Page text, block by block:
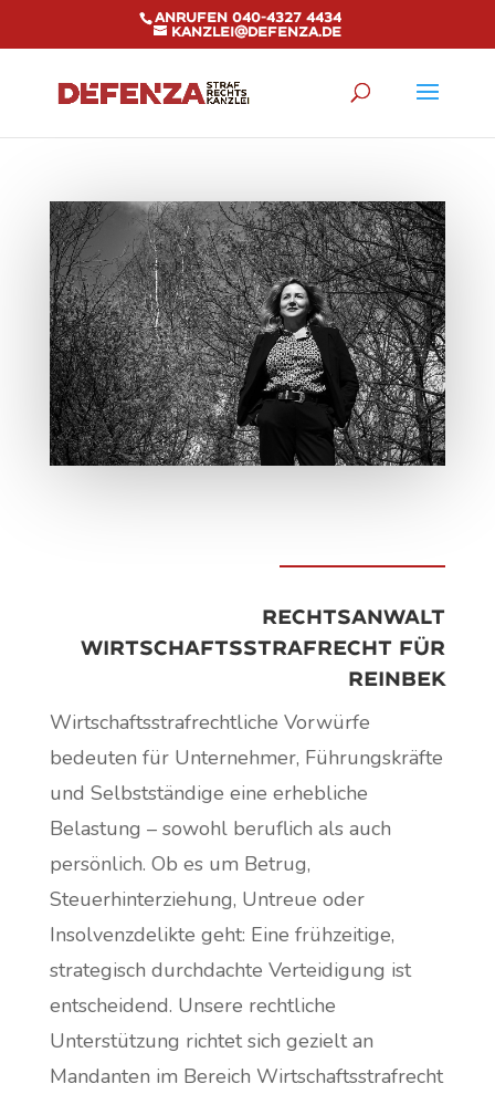
Anrufen 040-4327 4434
kanzlei@defenza.de
Rechtsanwalt
Wirtschaftsstrafrecht für
Reinbek
Wirtschaftsstrafrechtliche Vorwürfe
bedeuten für Unternehmer, Führungskräfte
und Selbstständige eine erhebliche
Belastung – sowohl beruflich als auch
persönlich. Ob es um Betrug,
Steuerhinterziehung, Untreue oder
Insolvenzdelikte geht: Eine frühzeitige,
strategisch durchdachte Verteidigung ist
entscheidend. Unsere rechtliche
Unterstützung richtet sich gezielt an
Mandanten im Bereich Wirtschaftsstrafrecht